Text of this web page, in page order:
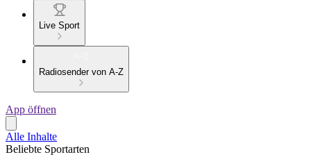
Live Sport
Radiosender von A-Z
App öffnen
Alle Inhalte
Beliebte Sportarten